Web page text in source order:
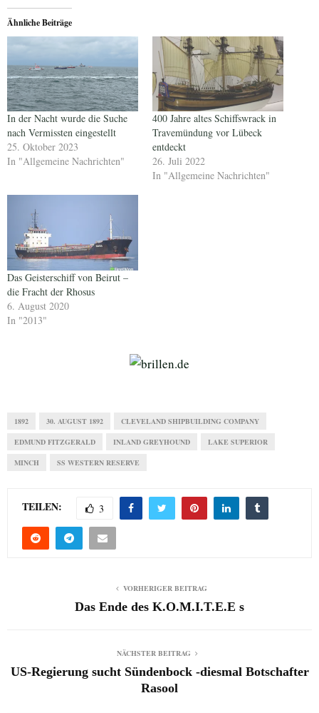
Ähnliche Beiträge
In der Nacht wurde die Suche
nach Vermissten eingestellt
25. Oktober 2023
In "Allgemeine Nachrichten"
400 Jahre altes Schiffswrack in
Travemündung vor Lübeck
entdeckt
26. Juli 2022
In "Allgemeine Nachrichten"
Das Geisterschiff von Beirut –
die Fracht der Rhosus
6. August 2020
In "2013"
1892 30. AUGUST 1892 CLEVELAND SHIPBUILDING COMPANY
EDMUND FITZGERALD INLAND GREYHOUND LAKE SUPERIOR
MINCH SS WESTERN RESERVE
TEILEN: 3
VORHERIGER BEITRAG
Das Ende des K.O.M.I.T.E.E s
NÄCHSTER BEITRAG
US-Regierung sucht Sündenbock -diesmal Botschafter
Rasool